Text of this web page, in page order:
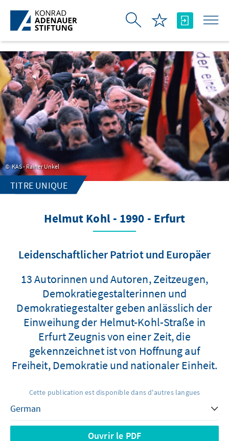
Saut au contenu principal
KAS - Rainer Unkel
TITRE UNIQUE
Helmut Kohl - 1990 - Erfurt
Leidenschaftlicher Patriot und Europäer
13 Autorinnen und Autoren, Zeitzeugen,
Demokratiegestalterinnen und
Demokratiegestalter geben anlässlich der
Einweihung der Helmut-Kohl-Straße in
Erfurt Zeugnis von einer Zeit, die
gekennzeichnet ist von Hoffnung auf
Freiheit, Demokratie und nationaler Einheit.
Cette publication est disponible dans d'autres langues
Ouvrir le PDF